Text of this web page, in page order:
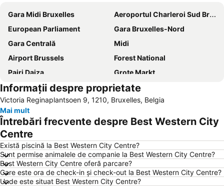
Gara Midi Bruxelles
Aeroportul Charleroi Sud Bruxelles
European Parliament
Gara Bruxelles-Nord
Gara Centrală
Midi
Airport Brussels
Forest National
Pairi Daiza
Grote Markt
Berlaymont building
Aeroportul Antwerpen
Ilot Sacré
De La Bourse
Centre historique
Manneken Pis
Européen
Antwerp
Informații despre proprietate
Victoria Reginaplantsoen 9, 1210, Bruxelles, Belgia
Mai mult
Întrebări frecvente despre Best Western City
Centre
Există piscină la Best Western City Centre?
Sunt permise animalele de companie la Best Western City Centre?
Best Western City Centre oferă parcare?
Care este ora de check-in și check-out la Best Western City Centre?
Unde este situat Best Western City Centre?